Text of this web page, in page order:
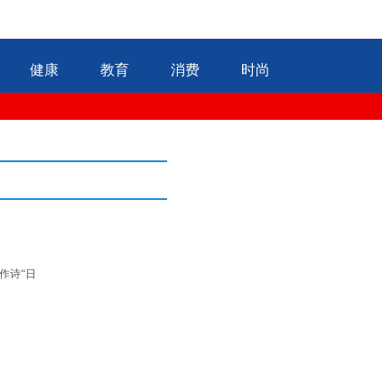
健康 教育 消费 时尚
诗“日